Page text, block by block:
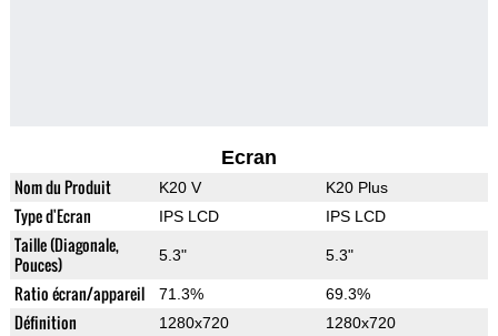
Ecran
Nom du Produit K20 V K20 Plus
Type d'Ecran IPS LCD IPS LCD
Taille (Diagonale,
Pouces)
5.3" 5.3"
Ratio écran/appareil 71.3% 69.3%
Définition 1280x720 1280x720